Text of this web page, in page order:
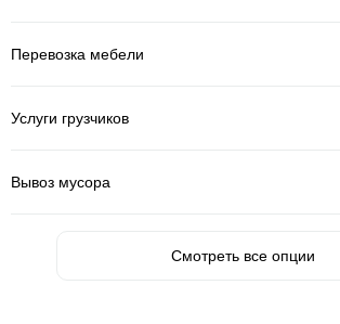
Перевозка мебели
Услуги грузчиков
Вывоз мусора
Смотреть все опции